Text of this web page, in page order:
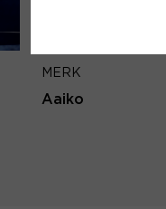
MERK
Aaiko